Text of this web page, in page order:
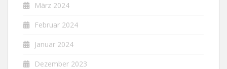
März 2024
Februar 2024
Januar 2024
Dezember 2023